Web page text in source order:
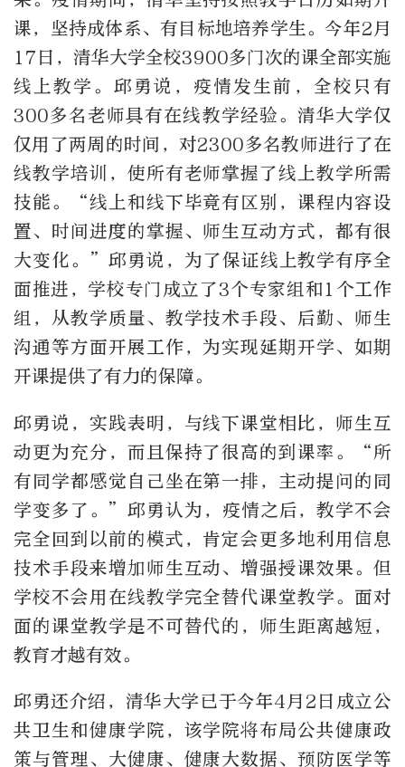
课，坚持成体系、有目标地培养学生。今年2月
17日，清华大学全校3900多门次的课全部实施
线上教学。邱勇说，疫情发生前，全校只有
300多名老师具有在线教学经验。清华大学仅
仅用了两周的时间，对2300多名教师进行了在
线教学培训，使所有老师掌握了线上教学所需
技能。“线上和线下毕竟有区别，课程内容设
置、时间进度的掌握、师生互动方式，都有很
大变化。”邱勇说，为了保证线上教学有序全
面推进，学校专门成立了3个专家组和1个工作
组，从教学质量、教学技术手段、后勤、师生
沟通等方面开展工作，为实现延期开学、如期
开课提供了有力的保障。
邱勇说，实践表明，与线下课堂相比，师生互
动更为充分，而且保持了很高的到课率。“所
有同学都感觉自己坐在第一排，主动提问的同
学变多了。”邱勇认为，疫情之后，教学不会
完全回到以前的模式，肯定会更多地利用信息
技术手段来增加师生互动、增强授课效果。但
学校不会用在线教学完全替代课堂教学。面对
面的课堂教学是不可替代的，师生距离越短，
教育才越有效。
邱勇还介绍，清华大学已于今年4月2日成立公
共卫生和健康学院，该学院将布局公共健康政
策与管理、大健康、健康大数据、预防医学等